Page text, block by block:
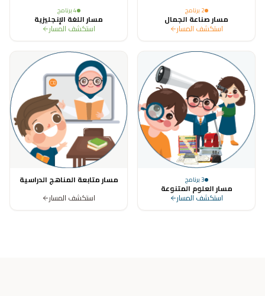
2 برنامج
مسار صناعة الجمال
استكشف المسار
4برنامج
مسار اللغة الإنجليزية
استكشف المسار
3برنامج
مسار العلوم المتنوعة
استكشف المسار
مسار متابعة المناهج الدراسية
استكشف المسار